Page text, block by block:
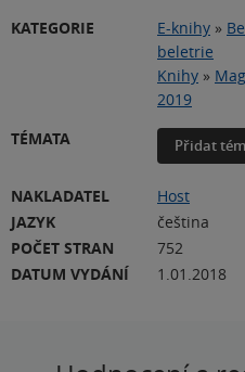
KATEGORIE E-knihy »
beletrie
Knihy »
2019
TÉMATA
Přidat
NAKLADATEL
Host
JAZYK
čeština
POČET STRAN
752
DATUM VYDÁNÍ
1.01.2018